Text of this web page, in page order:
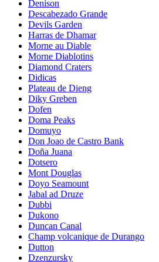
Denison
Descabezado Grande
Devils Garden
Harras de Dhamar
Morne au Diable
Morne Diablotins
Diamond Craters
Didicas
Plateau de Dieng
Diky Greben
Dofen
Doma Peaks
Domuyo
Don Joao de Castro Bank
Doña Juana
Dotsero
Mont Douglas
Doyo Seamount
Jabal ad Druze
Dubbi
Dukono
Duncan Canal
Champ volcanique de Durango
Dutton
Dzenzursky